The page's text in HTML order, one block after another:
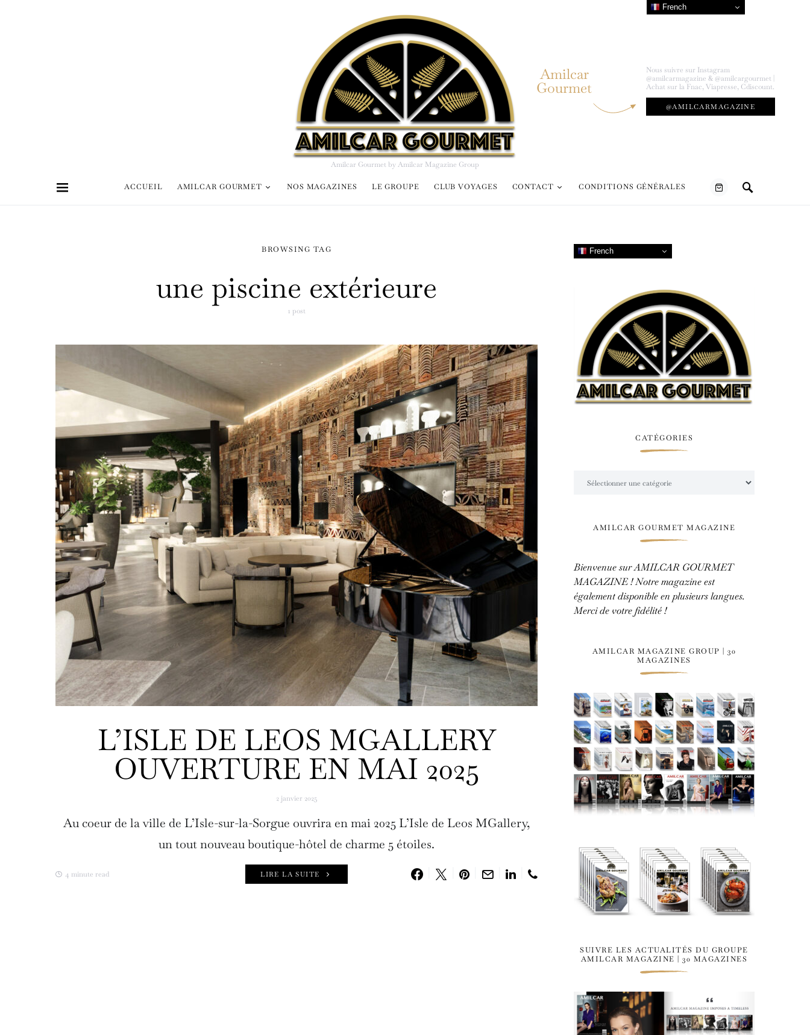
Amilcar Gourmet by Amilcar Magazine Group
Amilcar
Gourmet
Nous suivre sur Instagram
@amilcarmagazine & @amilcargourmet |
Achat sur la Fnac, Viapresse, Cdiscount.
@AMILCARMAGAZINE
ACCUEIL AMILCAR GOURMET NOS MAGAZINES LE GROUPE CLUB VOYAGES CONTACT CONDITIONS GÉNÉRALES
BROWSING TAG
une piscine extérieure
1 post
L’ISLE DE LEOS MGALLERY
OUVERTURE EN MAI 2025
2 janvier 2025
Au coeur de la ville de L’Isle-sur-la-Sorgue ouvrira en mai 2025 L’Isle de Leos MGallery,
un tout nouveau boutique-hôtel de charme 5 étoiles.
4 minute read LIRE LA SUITE
French
CATÉGORIES
AMILCAR GOURMET MAGAZINE
Bienvenue sur AMILCAR GOURMET
MAGAZINE ! Notre magazine est
également disponible en plusieurs langues.
Merci de votre fidélité !
AMILCAR MAGAZINE GROUP | 30
MAGAZINES
SUIVRE LES ACTUALITÉS DU GROUPE
AMILCAR MAGAZINE | 30 MAGAZINES
French